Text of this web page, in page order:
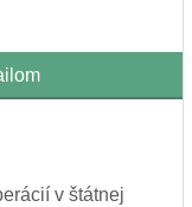
v štátnej